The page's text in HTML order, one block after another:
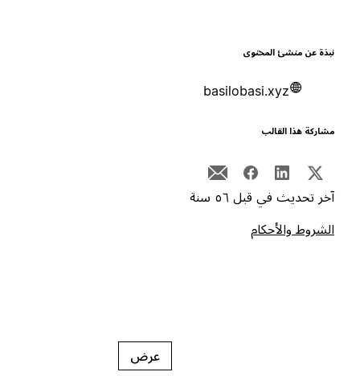
عن منشئ المحتوى
basilobasi.xyz
هذا القالب
تحديث في قبل ٥٦ سنة
والأحكام
عرض